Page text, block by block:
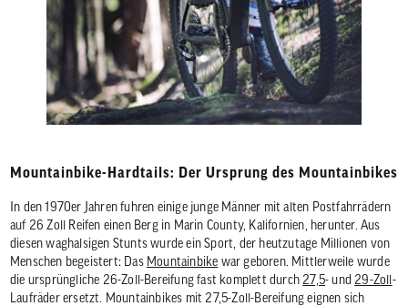
Mountainbike-Hardtails: Der Ursprung des Mountainbikes
In den 1970er Jahren fuhren einige junge Männer mit alten Postfahrrädern
auf 26 Zoll Reifen einen Berg in Marin County, Kalifornien, herunter. Aus
diesen waghalsigen Stunts wurde ein Sport, der heutzutage Millionen von
Menschen begeistert: Das Mountainbike war geboren. Mittlerweile wurde
die ursprüngliche 26-Zoll-Bereifung fast komplett durch 27,5- und 29-Zoll-
Laufräder ersetzt. Mountainbikes mit 27,5-Zoll-Bereifung eignen sich